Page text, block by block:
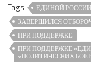
Tags
ЕДИНОЙ РОССИИ
ЗАВЕРШИЛСЯ
ПРИ ПОДДЕРЖКЕ
ПРИ ПОДДЕРЖКЕ
«ПОЛИТИЧЕСКИХ